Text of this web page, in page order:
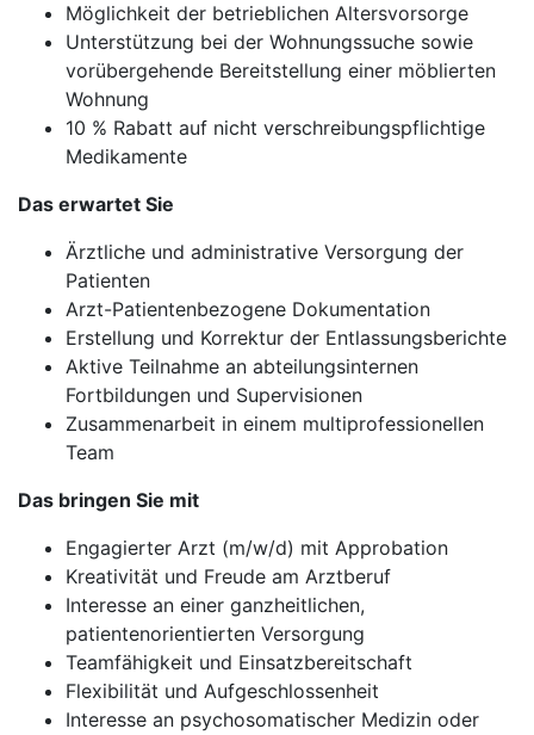
Möglichkeit der betrieblichen Altersvorsorge
Unterstützung bei der Wohnungssuche sowie
vorübergehende Bereitstellung einer möblierten
Wohnung
10 % Rabatt auf nicht verschreibungspflichtige
Medikamente
Das erwartet Sie
Ärztliche und administrative Versorgung der
Patienten
Arzt-Patientenbezogene Dokumentation
Erstellung und Korrektur der Entlassungsberichte
Aktive Teilnahme an abteilungsinternen
Fortbildungen und Supervisionen
Zusammenarbeit in einem multiprofessionellen
Team
Das bringen Sie mit
Engagierter Arzt (m/w/d) mit Approbation
Kreativität und Freude am Arztberuf
Interesse an einer ganzheitlichen,
patientenorientierten Versorgung
Teamfähigkeit und Einsatzbereitschaft
Flexibilität und Aufgeschlossenheit
Interesse an psychosomatischer Medizin oder